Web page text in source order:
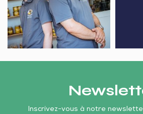
de
Bellevue
Inscrivez-vous à notre